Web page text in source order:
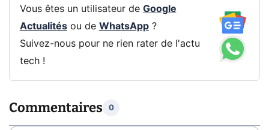
Vous êtes un utilisateur de Google
Actualitésou de WhatsApp?
Suivez-nous pour ne rien rater de l'actu
tech !
Commentaires 0